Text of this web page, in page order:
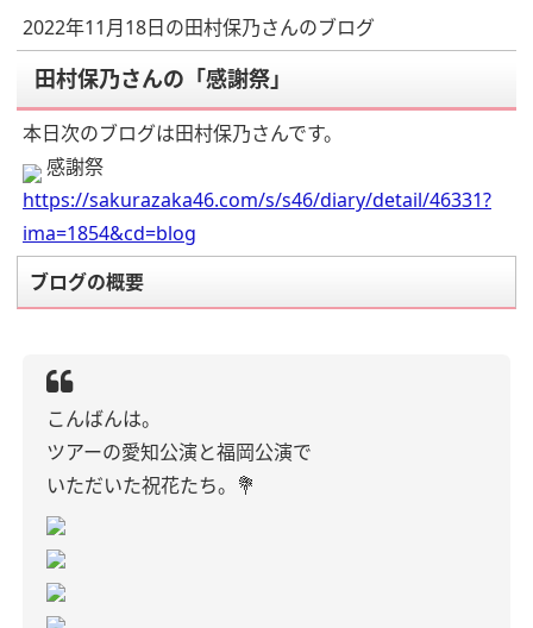
2022年11月18日の田村保乃さんのブログ
田村保乃さんの「感謝祭」
本日次のブログは田村保乃さんです。
感謝祭
https://sakurazaka46.com/s/s46/diary/detail/46331?
ima=1854&cd=blog
ブログの概要
こんばんは。
ツアーの愛知公演と福岡公演で
いただいた祝花たち。💐